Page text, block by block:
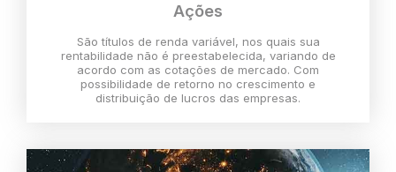
Ações
São títulos de renda variável, nos quais sua
rentabilidade não é preestabelecida, variando de
acordo com as cotações de mercado. Com
possibilidade de retorno no crescimento e
distribuição de lucros das empresas.